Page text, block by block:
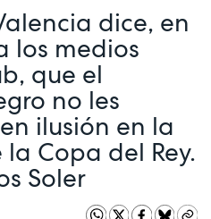
dice, en
los medios
que el
no les
ilusión en la
Copa del Rey.
Soler